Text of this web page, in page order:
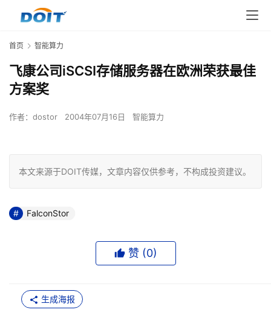
首页 智能算力
飞康公司iSCSI存储服务器在欧洲荣获最佳
方案奖
作者： dostor 2004年07月16日 智能算力
本文来源于DOIT传媒，文章内容仅供参考，不构成投资建议。
FalconStor
赞 (0)
生成海报